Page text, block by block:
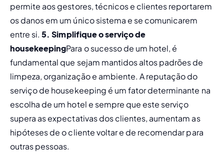
permite aos gestores, técnicos e clientes reportarem
os danos em um único sistema e se comunicarem
entre si. 5. Simplifique o serviço de
housekeepingPara o sucesso de um hotel, é
fundamental que sejam mantidos altos padrões de
limpeza, organização e ambiente. A reputação do
serviço de housekeeping é um fator determinante na
escolha de um hotel e sempre que este serviço
supera as expectativas dos clientes, aumentam as
hipóteses de o cliente voltar e de recomendar para
outras pessoas.